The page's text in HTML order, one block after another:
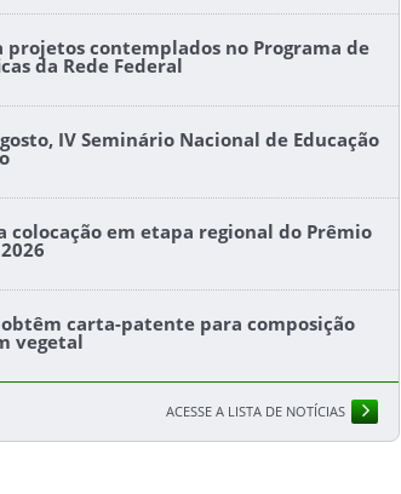
projetos contemplados no Programa de
da Rede Federal
IV Seminário Nacional de Educação
em etapa regional do Prêmio
carta-patente para composição
vegetal
ACESSE A LISTA DE NOTÍCIAS